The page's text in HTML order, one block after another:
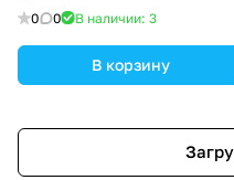
предохранительный клапан
открытия 4 бар, E =
седельный без демпфера,
0 0 В наличии: 3
В корзину